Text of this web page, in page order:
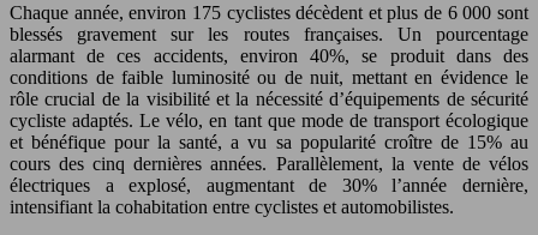
Chaque année, environ 175 cyclistes décèdent et plus de 6 000 sont
blessés gravement sur les routes françaises. Un pourcentage
alarmant de ces accidents, environ 40%, se produit dans des
conditions de faible luminosité ou de nuit, mettant en évidence le
rôle crucial de la visibilité et la nécessité d’équipements de sécurité
cycliste adaptés. Le vélo, en tant que mode de transport écologique
et bénéfique pour la santé, a vu sa popularité croître de 15% au
cours des cinq dernières années. Parallèlement, la vente de vélos
électriques a explosé, augmentant de 30% l’année dernière,
intensifiant la cohabitation entre cyclistes et automobilistes.